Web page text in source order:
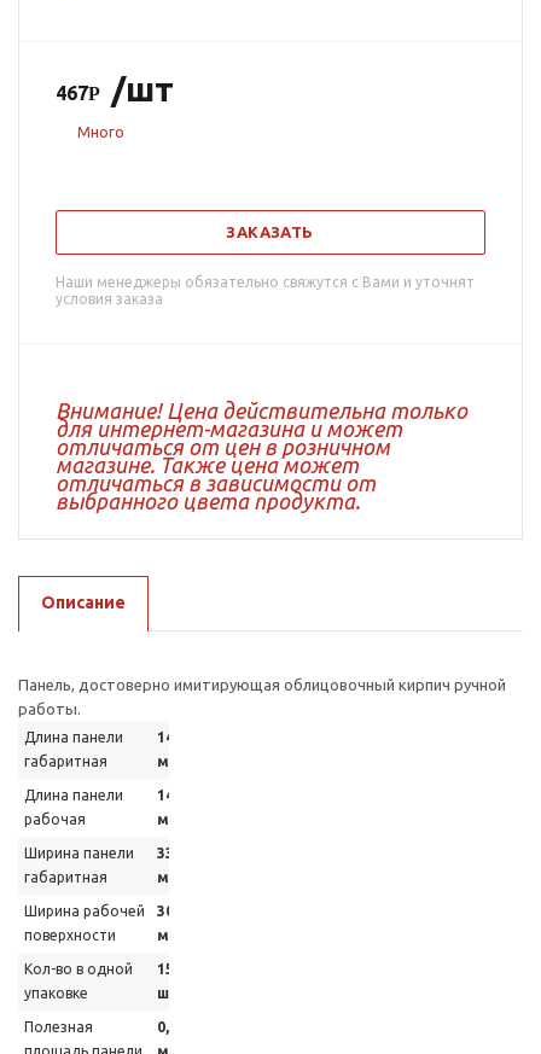
467 /шт
Много
ЗАКАЗАТЬ
Наши менеджеры обязательно свяжутся с Вами и уточнят
условия заказа
Внимание! Цена действительна только
для интернет-магазина и может
отличаться от цен в розничном
магазине. Также цена может
отличаться в зависимости от
выбранного цвета продукта.
Описание
Панель, достоверно имитирующая облицовочный кирпич ручной
работы.
Длина панели
габаритная
1495
мм
Длина панели
рабочая
1475
мм
Ширина панели
габаритная
339
мм
Ширина рабочей
поверхности
306
мм
Кол-во в одной
упаковке
15
шт
Полезная
0,45